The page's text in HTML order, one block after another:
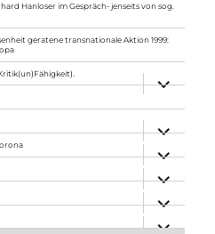
Hanloser im Gespräch- jenseits von sog.
geratene transnationale Aktion 1999:
anzeigen
anzeigen
anzeigen
anzeigen
anzeigen